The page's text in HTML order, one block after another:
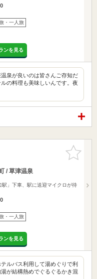
・一人旅
ンを見る
泉が良いのは皆さんご存知だ
の料理も美味しいんです。夜
お気に入
りに追加
/ 草津温泉
駅」下車、駅に送迎マイクロが待
・一人旅
ンを見る
ルバス利用して湯めぐりで利
が結構熱めでぐるぐるかき混